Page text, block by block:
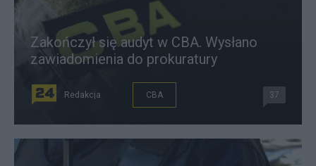
Zakończył się audyt w CBA. Wysłano
zawiadomienia do prokuratury
Redakcja CBA 37